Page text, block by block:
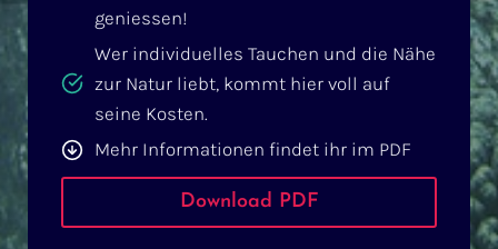
geniessen!
Wer individuelles Tauchen und die Nähe
zur Natur liebt, kommt hier voll auf
seine Kosten.
Mehr Informationen findet ihr im PDF
Download PDF